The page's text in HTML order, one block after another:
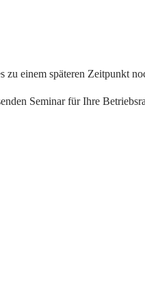
zu einem späteren Zeitpunkt
Seminar für Ihre